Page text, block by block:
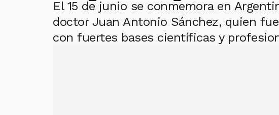
El 15 de junio se conmemora en
doctor Juan Antonio Sánchez, quien
con fuertes bases científicas y